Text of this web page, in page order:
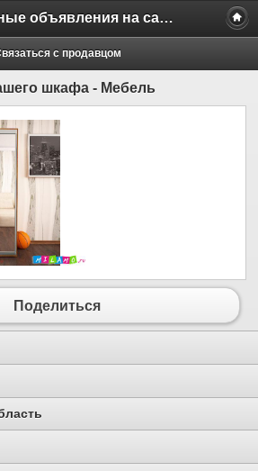
Бесплатные объявления на сайте MILAMO.ru
с продавцом
шкафа - Мебель
Поделиться